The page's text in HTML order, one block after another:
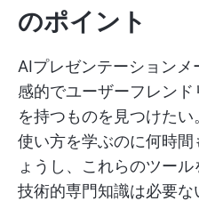
のポイント
AIプレゼンテーション
感的でユーザーフレン
を持つものを見つけた
使い方を学ぶのに何時
ょうし、これらのツー
技術的専門知識は必要な